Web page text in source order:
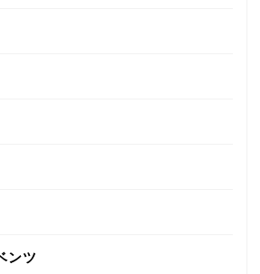
ンツ